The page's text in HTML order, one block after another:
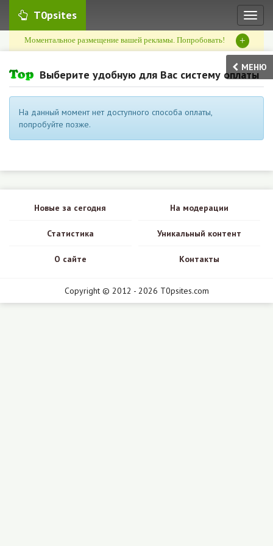
T0psites
Моментальное размещение вашей рекламы. Попробовать! +
МЕНЮ
Выберите удобную для Вас систему оплаты
На данный момент нет доступного способа оплаты,
попробуйте позже.
Новые за сегодня На модерации
Статистика Уникальный контент
О сайте Контакты
Copyright © 2012 - 2026 T0psites.com